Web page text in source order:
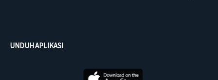
UNDUH APLIKASI